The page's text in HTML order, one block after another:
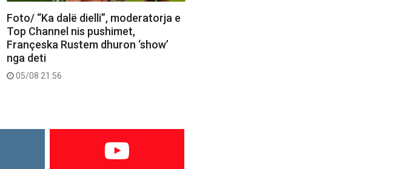
Foto/ “Ka dalë dielli”, moderatorja e
Top Channel nis pushimet,
Françeska Rustem dhuron ‘show’
nga deti
05/08 21:56